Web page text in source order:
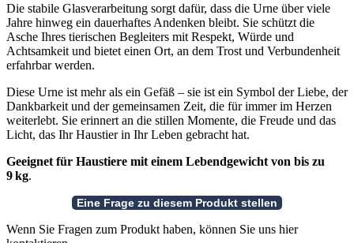
Die stabile Glasverarbeitung sorgt dafür, dass die Urne über viele
Jahre hinweg ein dauerhaftes Andenken bleibt. Sie schützt die
Asche Ihres tierischen Begleiters mit Respekt, Würde und
Achtsamkeit und bietet einen Ort, an dem Trost und Verbundenheit
erfahrbar werden.
Diese Urne ist mehr als ein Gefäß – sie ist ein Symbol der Liebe, der
Dankbarkeit und der gemeinsamen Zeit, die für immer im Herzen
weiterlebt. Sie erinnert an die stillen Momente, die Freude und das
Licht, das Ihr Haustier in Ihr Leben gebracht hat.
Geeignet für Haustiere mit einem Lebendgewicht von bis zu
9 kg.
Wenn Sie Fragen zum Produkt haben, können Sie uns hier